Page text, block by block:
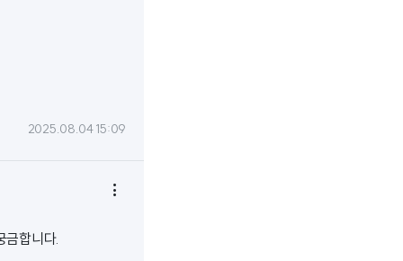
2025.08.04 15:09

금합니다.